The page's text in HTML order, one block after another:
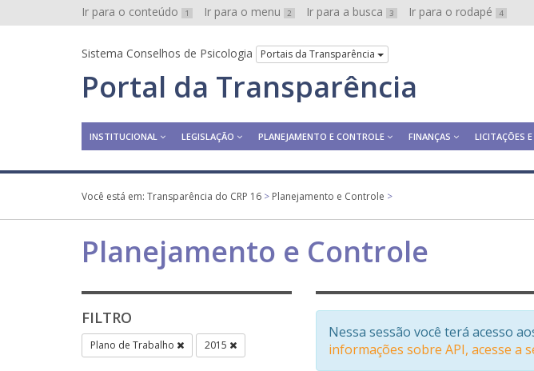
Ir para o conteúdo 1 Ir para o menu 2 Ir para a busca 3 Ir para o rodapé 4
Sistema Conselhos de Psicologia Portais da Transparência
Portal da Transparência
INSTITUCIONAL LEGISLAÇÃO PLANEJAMENTO E CONTROLE FINANÇAS LICITAÇÕES
Você está em: Transparência do CRP 16 > Planejamento e Controle >
Planejamento e Controle
FILTRO
Plano de Trabalho 2015
Nessa sessão você terá acesso
informações sobre API, acesse a